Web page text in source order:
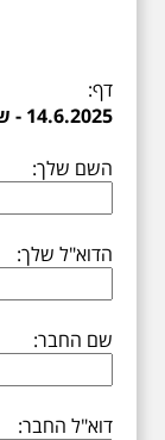
דף:
14.6.2025 - שבת בשעה 10:00 בבוקר. שכונת אבו כביר - הנסתר והגלוי וגם ביקור מיוחד בכנסיה הרוסית
השם שלך:
הדוא"ל שלך:
שם החבר:
דוא"ל החבר: